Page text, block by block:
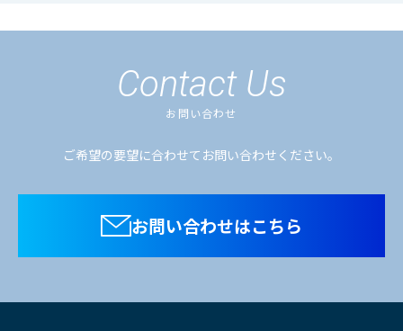
Contact Us
お問い合わせ
ご希望の要望に合わせてお問い合わせください。
お問い合わせはこちら